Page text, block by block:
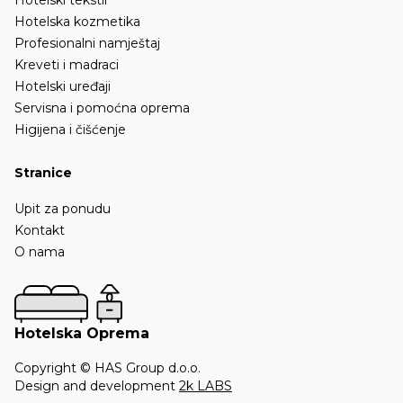
Hotelska kozmetika
Profesionalni namještaj
Kreveti i madraci
Hotelski uređaji
Servisna i pomoćna oprema
Higijena i čišćenje
Stranice
Upit za ponudu
Kontakt
O nama
Hotelska Oprema
Copyright © HAS Group d.o.o.
Design and development 2k LABS